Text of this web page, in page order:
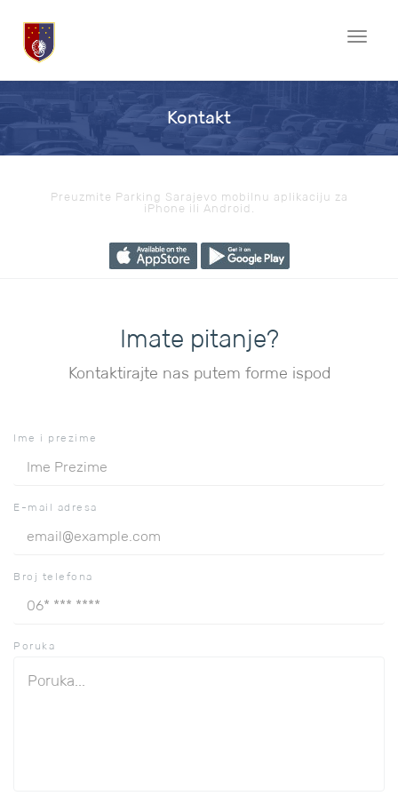
Toggle
Kontakt
Preuzmite Parking Sarajevo mobilnu aplikaciju za
iPhone ili Android.
Imate pitanje?
Kontaktirajte nas putem forme ispod
Ime i prezime
E-mail adresa
Broj telefona
Poruka